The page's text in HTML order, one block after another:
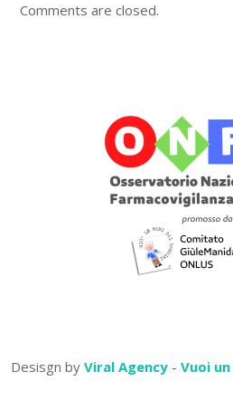
Comments are closed.
Desisgn by Viral Agency - Vuoi